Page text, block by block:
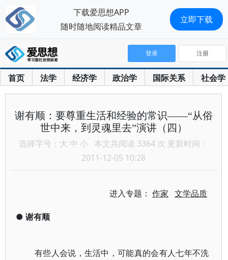
首页 法学 经济学 政治学 国际关系 社会学
登录 注册
谢有顺：要尊重生活和经验的常识——“从俗
世中来，到灵魂里去”演讲（四）
选择字号： 大 中 小 本文共阅读 3364 次 更新时间：
2011-12-05 10:28
进入专题：作家 文学品质
● 谢有顺
有些人会说，生活中，可能真的会有人七年不洗
下载爱思想APP
随时随地阅读精品文章
立即下载